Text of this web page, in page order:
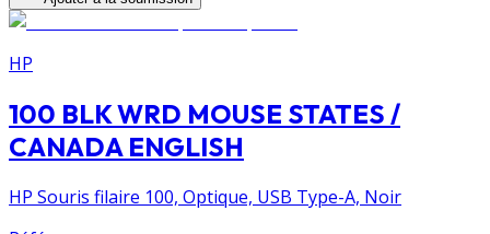
HP
100 BLK WRD MOUSE STATES /
CANADA ENGLISH
HP Souris filaire 100, Optique, USB Type-A, Noir